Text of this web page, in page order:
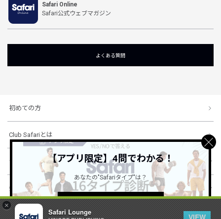
×
Safari Lounge
VIEW
Safari Online
Safari公式ウェブマガジン
よくある質問
初めての方
Club Safariとは
ショッピングガイド
会社概要・規約
【アプリ限定】4問でわかる！
あなたの"Safariタイプ"は？
詳しくはこちら ＞